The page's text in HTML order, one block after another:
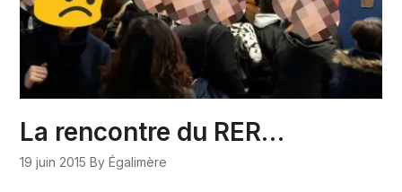
La rencontre du RER…
19 juin 2015 By Égalimère